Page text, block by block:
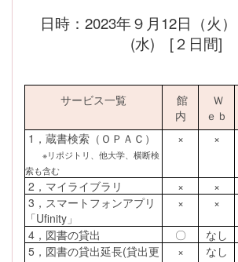
日時：2023年９月12日（火
(水) [２日間]
サービス一覧
館
内
Ｗ
ｅｂ
1，蔵書検索（ＯＰＡＣ）
※リポジトリ、他大学、横断検
索も含む
× ×
2，マイライブラリ ×
×
3，スマートフォンアプリ
「Ufinity」
× ×
4，図書の貸出 〇
なし
5，図書の貸出延長(貸出更
× なし